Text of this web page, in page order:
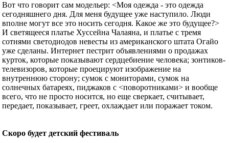
Вот что говорит сам модельер: <Моя одежда - это одежда
сегодняшнего дня. Для меня будущее уже наступило. Люди
вполне могут все это носить сегодня. Какое же это будущее?>
И светящееся платье Хуссейна Чалаяна, и платье с тремя
сотнями светодиодов невесты из американского штата Огайо
уже сделаны. Интернет пестрит объявлениями о продажах
курток, которые показывают сердцебиение человека; зонтиков-
телевизоров, которые проецируют изображение на
внутреннюю сторону; сумок с мониторами, сумок на
солнечных батареях, пиджаков с <поворотниками> и вообще
всего, что не просто носится, но еще сверкает, считывает,
передает, показывает, греет, охлаждает или поражает током.
Скоро будет детский фестиваль